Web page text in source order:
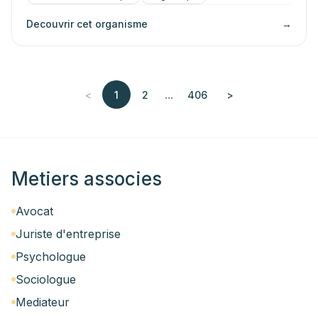
Decouvrir cet organisme →
< 1 2 ... 406 >
Metiers associes
Avocat
Juriste d'entreprise
Psychologue
Sociologue
Mediateur